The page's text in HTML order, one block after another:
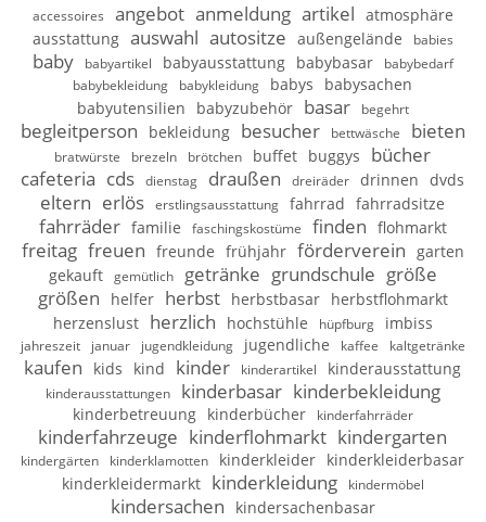
accessoires angebot anmeldung artikel atmosphäre
ausstattung auswahl autositze außengelände babies
baby babyartikel babyausstattung babybasar
babybedarf
babybekleidung
babykleidung babys
babysachen
babyutensilien
babyzubehör basar begehrt
begleitperson bekleidung besucher bettwäsche bieten
bratwürste brezeln brötchen buffet buggys
bücher
cafeteria cds dienstag draußen dreiräder drinnen dvds
eltern erlös erstlingsausstattung fahrrad fahrradsitze
fahrräder familie faschingskostüme finden flohmarkt
freitag freuen freunde frühjahr förderverein garten
gekauft
gemütlich getränke grundschule größe
größen
helfer herbst herbstbasar herbstflohmarkt
herzenslust herzlich hochstühle hüpfburg imbiss
jahreszeit januar jugendkleidung jugendliche kaffee kaltgetränke
kaufen kids kind kinder kinderartikel kinderausstattung
kinderausstattungen kinderbasar kinderbekleidung
kinderbetreuung kinderbücher kinderfahrräder
kinderfahrzeuge kinderflohmarkt kindergarten
kindergärten kinderklamotten kinderkleider kinderkleiderbasar
kinderkleidermarkt kinderkleidung kindermöbel
kindersachen kindersachenbasar